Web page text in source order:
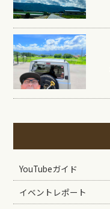
YouTubeガイド
イベントレポート